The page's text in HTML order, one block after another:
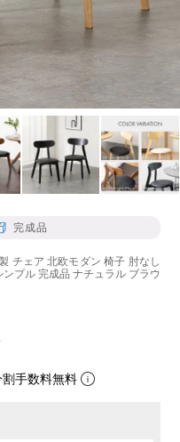
完成品
チェア 北欧モダン 椅子 肘なし
プル 完成品 ナチュラル ブラウ
割手数料無料